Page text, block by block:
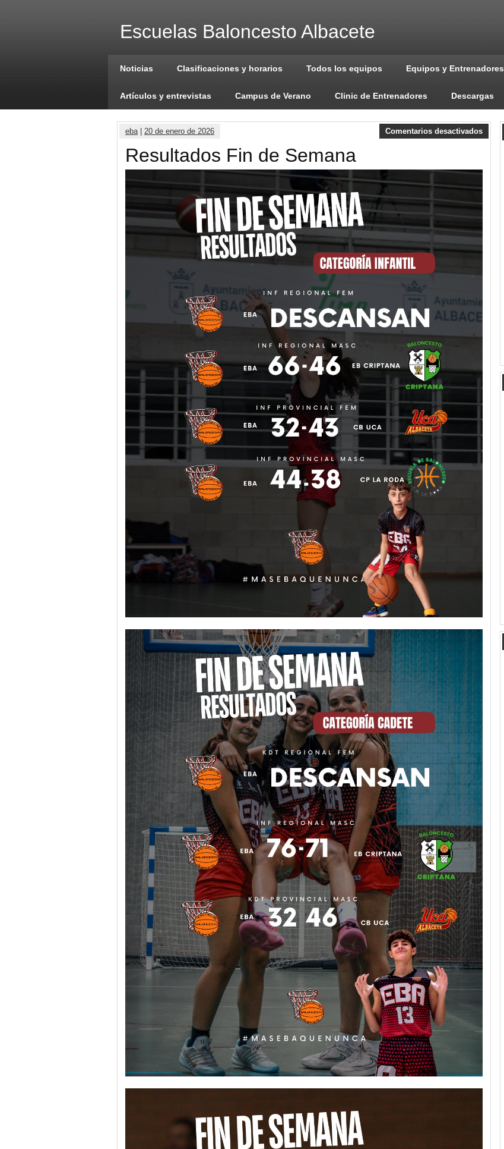
Escuelas Baloncesto Albacete
Noticias Clasificaciones y horarios Todos los equipos Equipos y Entrenadores
Artículos y entrevistas Campus de Verano Clinic de Entrenadores Descargas
eba| 20 de enero de 2026 Comentarios desactivados
Resultados Fin de Semana